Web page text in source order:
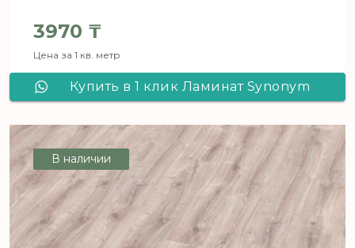
3970 ₸
Цена за 1 кв. метр
Купить в 1 клик Ламинат Synonym
В наличии